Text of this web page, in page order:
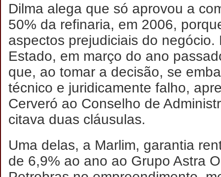
Dilma alega que só aprovou a
50% da refinaria, em 2006,
aspectos prejudiciais do negócio.
Estado, em março do ano
que, ao tomar a decisão, se
técnico e juridicamente falho,
Cerveró ao Conselho de
citava duas cláusulas.
Uma delas, a Marlim, garantia
de 6,9% ao ano ao Grupo Astra